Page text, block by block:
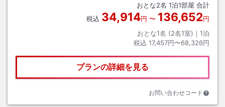
おとな2名 1泊1部屋 合計
税込 34,914円 〜 136,652円
おとな1名 (2名1室)｜ 1泊
税込 17,457円〜68,326円
プランの詳細を見る
お問い合わせコード